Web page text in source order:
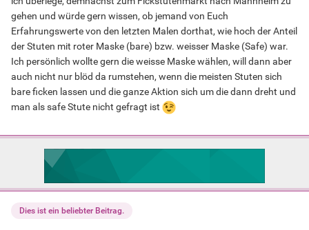
gehen und würde gern wissen, ob jemand von Euch
Erfahrungswerte von den letzten Malen dorthat, wie hoch der Anteil
der Stuten mit roter Maske (bare) bzw. weisser Maske (Safe) war.
Ich persönlich wollte gern die weisse Maske wählen, will dann aber
auch nicht nur blöd da rumstehen, wenn die meisten Stuten sich
bare ficken lassen und die ganze Aktion sich um die dann dreht und
man als safe Stute nicht gefragt ist
Dies ist ein beliebter Beitrag.